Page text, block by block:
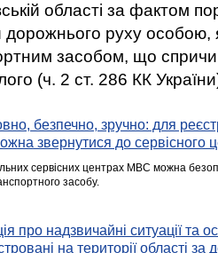
області за фактом
дорожнього руху особою,
засобом, що
(ч. 2 ст. 286 КК
безпечно, зручно: для
звернутися до сервісного
сервісних центрах МВС можна
засобу.
про надзвичайні ситуації та
на території області за